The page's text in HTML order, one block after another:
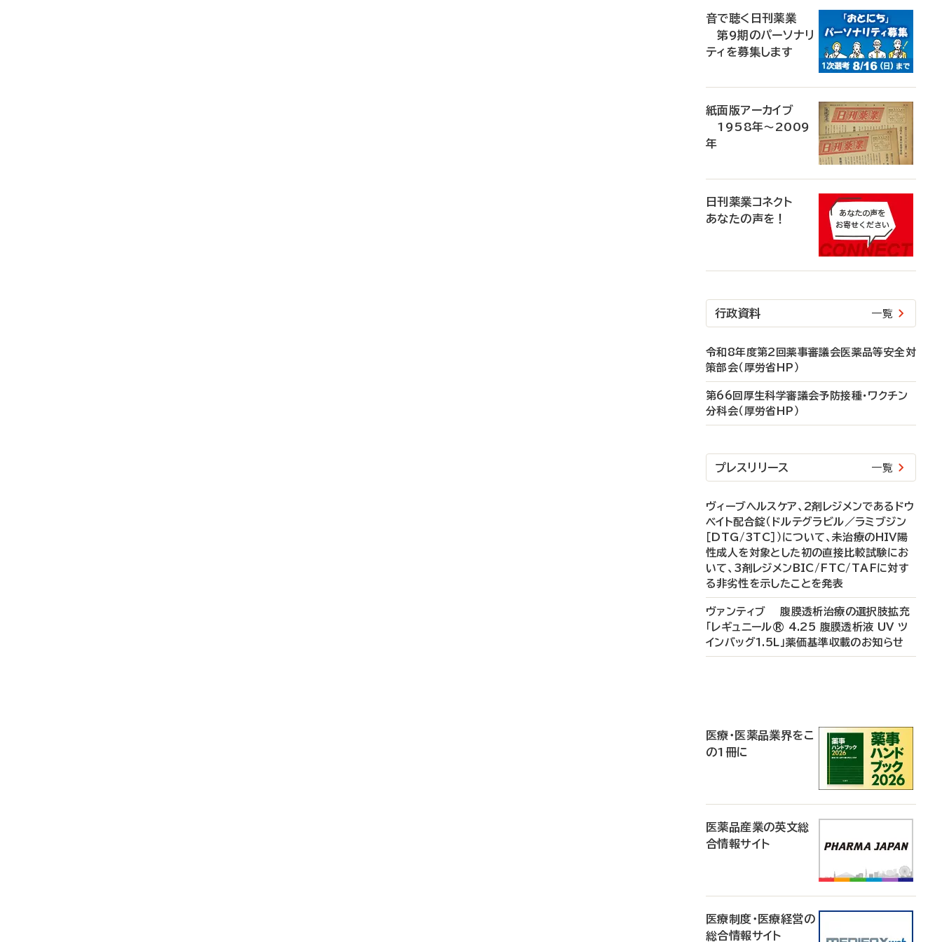
音で聴く日刊薬業
第9期のパーソナリ
ティを募集します
紙面版アーカイブ
1958年～2009
年
日刊薬業コネクト
あなたの声を！
行政資料 一覧
令和8年度第2回薬事審議会医薬品等安全対
策部会（厚労省HP）
第66回厚生科学審議会予防接種・ワクチン
分科会（厚労省HP）
プレスリリース 一覧
ヴィーブヘルスケア、2剤レジメンであるドウ
ベイト配合錠（ドルテグラビル／ラミブジン
［DTG/3TC］）について、未治療のHIV陽
性成人を対象とした初の直接比較試験にお
いて、3剤レジメンBIC/FTC/TAFに対す
る非劣性を示したことを発表
ヴァンティブ 腹膜透析治療の選択肢拡充
「レギュニール® 4.25 腹膜透析液 UV ツ
インバッグ1.5L」薬価基準収載のお知らせ
医療・医薬品業界をこ
の1冊に
医薬品産業の英文総
合情報サイト
医療制度・医療経営の
総合情報サイト